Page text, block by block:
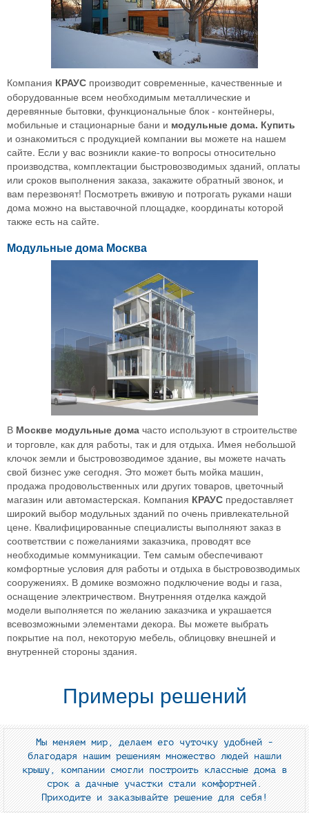
Компания КРАУС производит современные, качественные и
оборудованные всем необходимым металлические и
деревянные бытовки, функциональные блок - контейнеры,
мобильные и стационарные бани и модульные дома. Купить
и ознакомиться с продукцией компании вы можете на нашем
сайте. Если у вас возникли какие-то вопросы относительно
производства, комплектации быстровозводимых зданий, оплаты
или сроков выполнения заказа, закажите обратный звонок, и
вам перезвонят! Посмотреть вживую и потрогать руками наши
дома можно на выставочной площадке, координаты которой
также есть на сайте.
Модульные дома Москва
В Москве модульные дома часто используют в строительстве
и торговле, как для работы, так и для отдыха. Имея небольшой
клочок земли и быстровозводимое здание, вы можете начать
свой бизнес уже сегодня. Это может быть мойка машин,
продажа продовольственных или других товаров, цветочный
магазин или автомастерская. Компания КРАУС предоставляет
широкий выбор модульных зданий по очень привлекательной
цене. Квалифицированные специалисты выполняют заказ в
соответствии с пожеланиями заказчика, проводят все
необходимые коммуникации. Тем самым обеспечивают
комфортные условия для работы и отдыха в быстровозводимых
сооружениях. В домике возможно подключение воды и газа,
оснащение электричеством. Внутренняя отделка каждой
модели выполняется по желанию заказчика и украшается
всевозможными элементами декора. Вы можете выбрать
покрытие на пол, некоторую мебель, облицовку внешней и
внутренней стороны здания.
Примеры решений
Мы меняем мир, делаем его чуточку удобней -
благодаря нашим решениям множество людей нашли
крышу, компании смогли построить классные дома в
срок а дачные участки стали комфортней.
Приходите и заказывайте решение для себя!